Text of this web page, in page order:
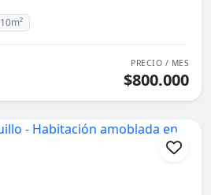
10m²
PRECIO / MES
$800.000